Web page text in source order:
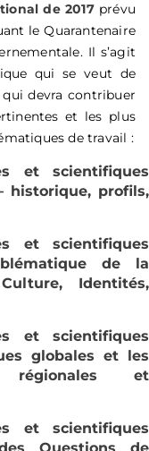
de 2017 prévu
le Quarantenaire
Il s’agit
qui se veut de
devra contribuer
et les plus
de travail :
et scientifiques
historique, profils,
et scientifiques
de la
Identités,
et scientifiques
globales et les
régionales et
et scientifiques